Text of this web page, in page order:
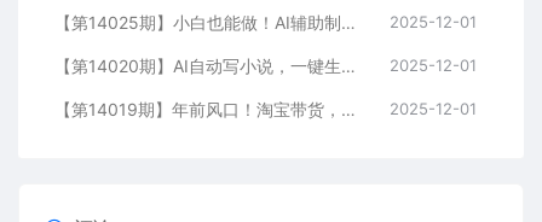
【第14025期】小白也能做！AI辅助制作古风MV，小红薯一单100 2025-12-01
【第14020期】AI自动写小说，一键生成120万字，普通人每月也能躺赚2w+ 2025-12-01
【第14019期】年前风口！淘宝带货，无人直播160小时卖了6万！ 2025-12-01